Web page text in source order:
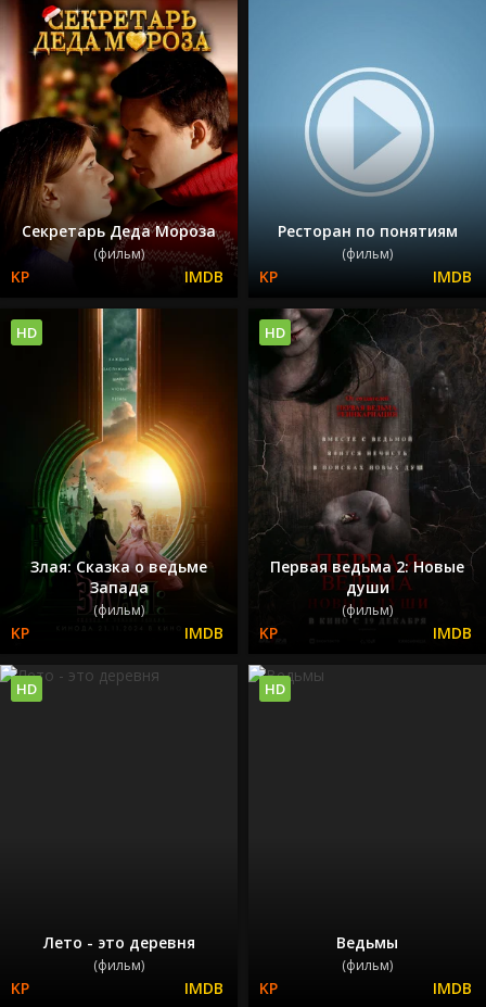
Секретарь Деда Мороза
(фильм)
Ресторан по понятиям
(фильм)
Злая: Сказка о ведьме
Запада
(фильм)
HD
Первая ведьма 2: Новые
души
(фильм)
HD
Лето - это деревня
(фильм)
HD
Ведьмы
(фильм)
HD